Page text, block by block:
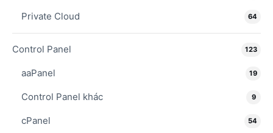
Private Cloud 64
Control Panel 123
aaPanel 19
Control Panel khác 9
cPanel 54